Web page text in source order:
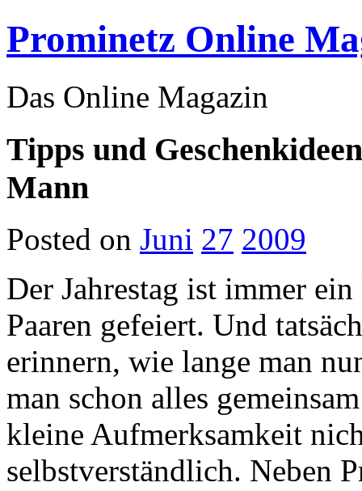
Prominetz Online
Das Online Magazin
Tipps und
Mann
Posted on Juni 27 2009
Der Jahrestag ist immer
Paaren gefeiert. Und
erinnern, wie lange man
man schon alles
kleine Aufmerksamkeit
selbstverständlich. Neben